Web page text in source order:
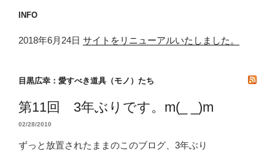
INFO
2018年6月24日 サイトをリニューアルいたしました。
目黒広幸：愛すべき道具（モノ）たち
第11回 3年ぶりです。m(_ _)m
02/28/2010
ずっと放置されたままのこのブログ、3年ぶり